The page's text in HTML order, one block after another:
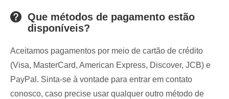
Que métodos de pagamento estão
disponíveis?
Aceitamos pagamentos por meio de cartão de crédito
(Visa, MasterCard, American Express, Discover, JCB) e
PayPal. Sinta-se à vontade para entrar em contato
conosco, caso precise usar qualquer outro método de